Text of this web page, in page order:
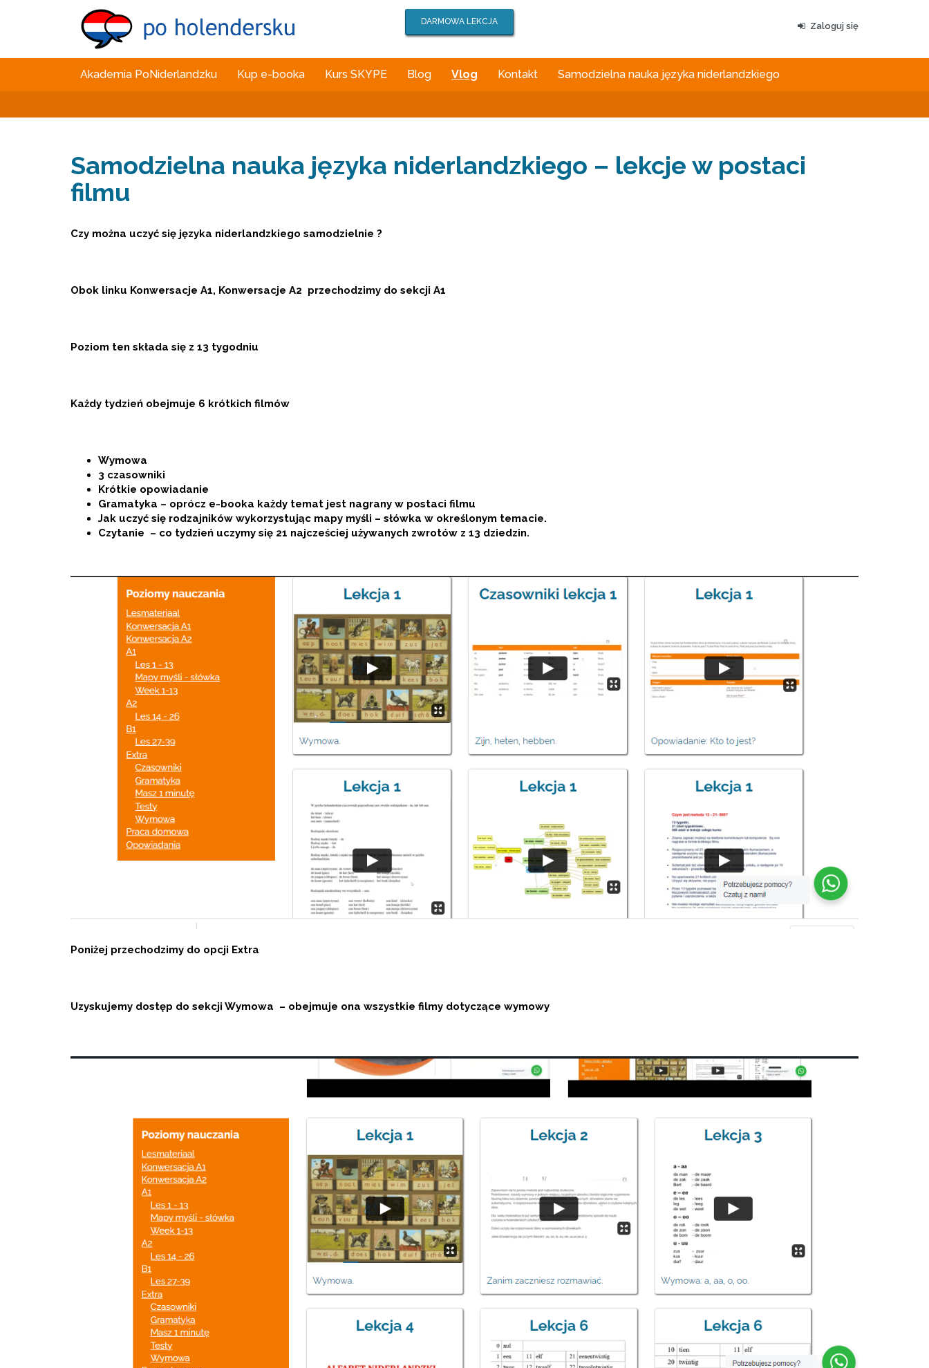
DARMOWA LEKCJA Zaloguj się
Akademia PoNiderlandzku Kup e-booka Kurs SKYPE Blog Vlog Kontakt Samodzielna nauka języka niderlandzkiego
Samodzielna nauka języka niderlandzkiego – lekcje w postaci
filmu
Czy można uczyć się języka niderlandzkiego samodzielnie ?
Obok linku Konwersacje A1, Konwersacje A2 przechodzimy do sekcji A1
Poziom ten składa się z 13 tygodniu
Każdy tydzień obejmuje 6 krótkich filmów
Wymowa
3 czasowniki
Krótkie opowiadanie
Gramatyka – oprócz e-booka każdy temat jest nagrany w postaci filmu
Jak uczyć się rodzajników wykorzystując mapy myśli – słówka w określonym temacie.
Czytanie – co tydzień uczymy się 21 najcześciej używanych zwrotów z 13 dziedzin.
Poniżej przechodzimy do opcji Extra
Uzyskujemy dostęp do sekcji Wymowa – obejmuje ona wszystkie filmy dotyczące wymowy